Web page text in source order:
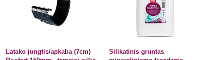
Latako jungtis/apkaba (7cm)
Silikatinis gruntas